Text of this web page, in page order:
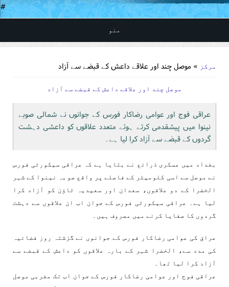
#
منو
مرکز » موصل چند اور علاقے داعش کے قبضے سے آزاد
موصل چند اور علاقے داعش کے قبضے سے آزاد
عراقی فوج اور عوامی رضاکار فورس کے جوانوں نے شمالی صوبے
نینوا میں پیشقدمی کرتے ہوئے متعدد علاقوں کو داعشی دہشت
گردوں کے قبضے سے آزاد کرا لیا ہے۔
بغداد میں عسکری ذرائع نے بتایا ہے کہ عراقی سیکورٹی فورس
نے موصل سے اسی کلومیٹر کے فاصلے پر واقع صوبہ نینوا کے شہر
الخضرا کے دو علاقوں، سعدان اور سعیدیہ ٹاؤن کو آزاد کرا
لیا ہے۔ عراقی سیکورٹی فورس کے جوان اب ان علاقوں سے دہشت
گردوں کا صفایا کرنے میں مصروف ہیں۔
عراق کی عوامی رضاکار فورس کے جوانوں نے گزشتہ روز فضائیہ
کی مدد سے، الخضرا شہر کے بارہ علاقوں کو داعش کے قبضے سے
آزاد کرا لیا تھا۔
عراقی فوج اور عوامی رضاکار فورس کے جوان اب تک مغربی موصل